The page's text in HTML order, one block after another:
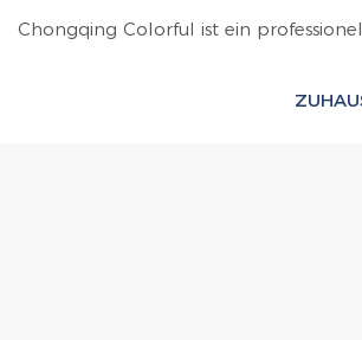
Chongqing Colorful ist ein